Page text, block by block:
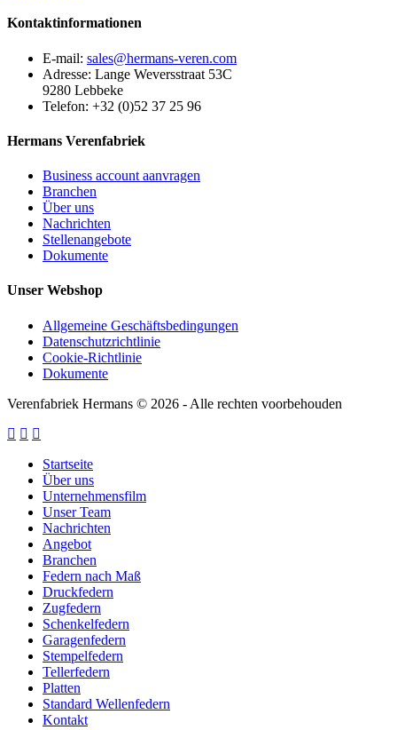
Kontaktinformationen
E-mail: sales@hermans-veren.com
Adresse: Lange Weversstraat 53C
9280 Lebbeke
Telefon: +32 (0)52 37 25 96
Hermans Verenfabriek
Business account aanvragen
Branchen
Über uns
Nachrichten
Stellenangebote
Dokumente
Unser Webshop
Allgemeine Geschäftsbedingungen
Datenschutzrichtlinie
Cookie-Richtlinie
Dokumente
Verenfabriek Hermans © 2026 - Alle rechten voorbehouden
Startseite
Über uns
Unternehmensfilm
Unser Team
Nachrichten
Angebot
Branchen
Federn nach Maß
Druckfedern
Zugfedern
Schenkelfedern
Garagenfedern
Stempelfedern
Tellerfedern
Platten
Standard Wellenfedern
Kontakt